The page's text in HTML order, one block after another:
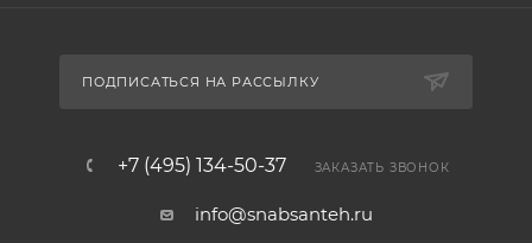
ПОДПИСАТЬСЯ НА РАССЫЛКУ
+7 (495) 134-50-37 ЗАКАЗАТЬ ЗВОНОК
info@snabsanteh.ru